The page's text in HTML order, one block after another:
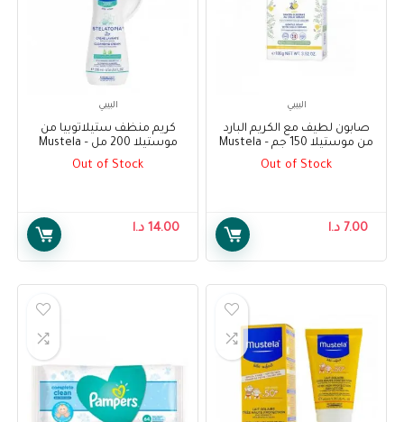
البيبي
صابون لطيف مع الكريم البارد
من موستيلا 150 جم – Mustela
Gentle Soap with Cold Cream
Out of Stock
7.00 د.ا
البيبي
كريم منظف ستيلاتوبيا من
موستيلا 200 مل – Mustela
Stelatopia Cleansing Cream
Out of Stock
14.00 د.ا